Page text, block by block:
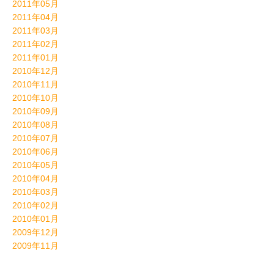
2011年05月
2011年04月
2011年03月
2011年02月
2011年01月
2010年12月
2010年11月
2010年10月
2010年09月
2010年08月
2010年07月
2010年06月
2010年05月
2010年04月
2010年03月
2010年02月
2010年01月
2009年12月
2009年11月